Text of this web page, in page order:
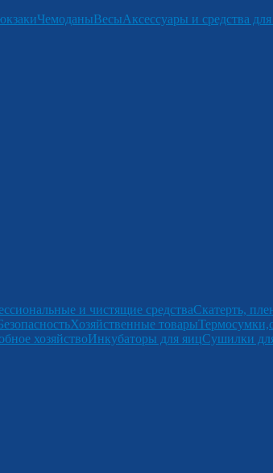
ЧемоданыВесыАксессуары и средства
и чистящие средстваСкатерть,
Хозяйственные товары
хозяйствоИнкубаторы для яицСушилки